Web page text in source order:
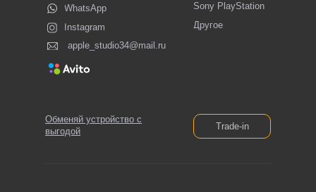
Другое
Sony PlayStation
Trade-in
WhatsApp
Instagram
apple_studio34@mail.ru
Обменяй устройство с
выгодой